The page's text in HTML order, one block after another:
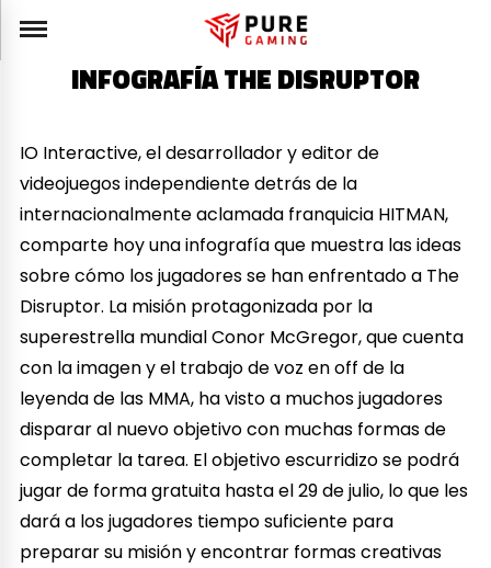
INFOGRAFÍA THE DISRUPTOR
IO Interactive, el desarrollador y editor de
videojuegos independiente detrás de la
internacionalmente aclamada franquicia HITMAN,
comparte hoy una infografía que muestra las ideas
sobre cómo los jugadores se han enfrentado a The
Disruptor. La misión protagonizada por la
superestrella mundial Conor McGregor, que cuenta
con la imagen y el trabajo de voz en off de la
leyenda de las MMA, ha visto a muchos jugadores
disparar al nuevo objetivo con muchas formas de
completar la tarea. El objetivo escurridizo se podrá
jugar de forma gratuita hasta el 29 de julio, lo que les
dará a los jugadores tiempo suficiente para
preparar su misión y encontrar formas creativas